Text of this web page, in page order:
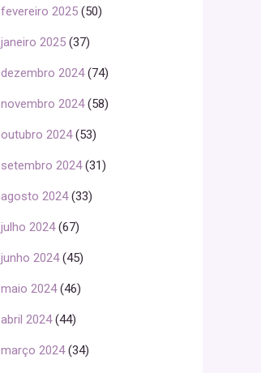
fevereiro 2025 (50)
janeiro 2025 (37)
dezembro 2024(74)
novembro 2024(58)
outubro 2024(53)
setembro 2024(31)
agosto 2024(33)
julho 2024(67)
junho 2024(45)
maio 2024(46)
abril 2024(44)
março 2024(34)